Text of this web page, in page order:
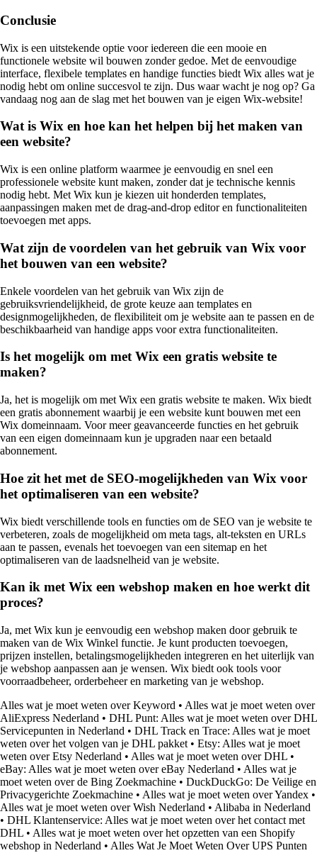
Conclusie
Wix is een uitstekende optie voor iedereen die een mooie en
functionele website wil bouwen zonder gedoe. Met de eenvoudige
interface, flexibele templates en handige functies biedt Wix alles wat je
nodig hebt om online succesvol te zijn. Dus waar wacht je nog op? Ga
vandaag nog aan de slag met het bouwen van je eigen Wix-website!
Wat is Wix en hoe kan het helpen bij het maken van
een website?
Wix is een online platform waarmee je eenvoudig en snel een
professionele website kunt maken, zonder dat je technische kennis
nodig hebt. Met Wix kun je kiezen uit honderden templates,
aanpassingen maken met de drag-and-drop editor en functionaliteiten
toevoegen met apps.
Wat zijn de voordelen van het gebruik van Wix voor
het bouwen van een website?
Enkele voordelen van het gebruik van Wix zijn de
gebruiksvriendelijkheid, de grote keuze aan templates en
designmogelijkheden, de flexibiliteit om je website aan te passen en de
beschikbaarheid van handige apps voor extra functionaliteiten.
Is het mogelijk om met Wix een gratis website te
maken?
Ja, het is mogelijk om met Wix een gratis website te maken. Wix biedt
een gratis abonnement waarbij je een website kunt bouwen met een
Wix domeinnaam. Voor meer geavanceerde functies en het gebruik
van een eigen domeinnaam kun je upgraden naar een betaald
abonnement.
Hoe zit het met de SEO-mogelijkheden van Wix voor
het optimaliseren van een website?
Wix biedt verschillende tools en functies om de SEO van je website te
verbeteren, zoals de mogelijkheid om meta tags, alt-teksten en URLs
aan te passen, evenals het toevoegen van een sitemap en het
optimaliseren van de laadsnelheid van je website.
Kan ik met Wix een webshop maken en hoe werkt dit
proces?
Ja, met Wix kun je eenvoudig een webshop maken door gebruik te
maken van de Wix Winkel functie. Je kunt producten toevoegen,
prijzen instellen, betalingsmogelijkheden integreren en het uiterlijk van
je webshop aanpassen aan je wensen. Wix biedt ook tools voor
voorraadbeheer, orderbeheer en marketing van je webshop.
Alles wat je moet weten over Keyword • Alles wat je moet weten over
AliExpress Nederland • DHL Punt: Alles wat je moet weten over DHL
Servicepunten in Nederland • DHL Track en Trace: Alles wat je moet
weten over het volgen van je DHL pakket • Etsy: Alles wat je moet
weten over Etsy Nederland • Alles wat je moet weten over DHL •
eBay: Alles wat je moet weten over eBay Nederland • Alles wat je
moet weten over de Bing Zoekmachine • DuckDuckGo: De Veilige en
Privacygerichte Zoekmachine • Alles wat je moet weten over Yandex •
Alles wat je moet weten over Wish Nederland • Alibaba in Nederland
• DHL Klantenservice: Alles wat je moet weten over het contact met
DHL • Alles wat je moet weten over het opzetten van een Shopify
webshop in Nederland • Alles Wat Je Moet Weten Over UPS Punten